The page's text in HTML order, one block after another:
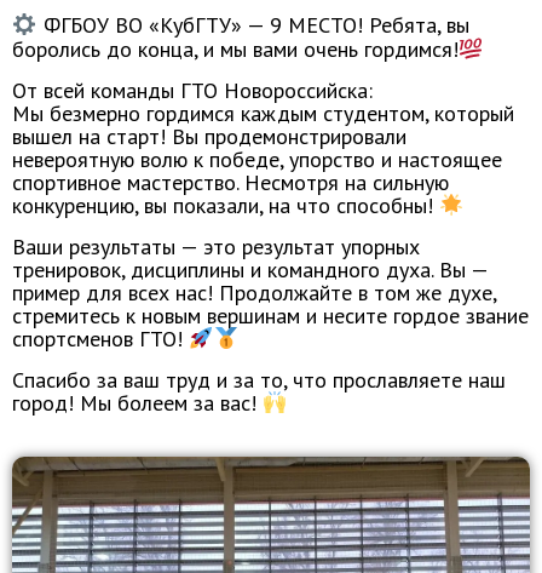
ФГБОУ ВО «КубГТУ» — 9 МЕСТО! Ребята, вы
боролись до конца, и мы вами очень гордимся!
От всей команды ГТО Новороссийска:
Мы безмерно гордимся каждым студентом, который
вышел на старт! Вы продемонстрировали
невероятную волю к победе, упорство и настоящее
спортивное мастерство. Несмотря на сильную
конкуренцию, вы показали, на что способны!
Ваши результаты — это результат упорных
тренировок, дисциплины и командного духа. Вы —
пример для всех нас! Продолжайте в том же духе,
стремитесь к новым вершинам и несите гордое звание
спортсменов ГТО!
Спасибо за ваш труд и за то, что прославляете наш
город! Мы болеем за вас!